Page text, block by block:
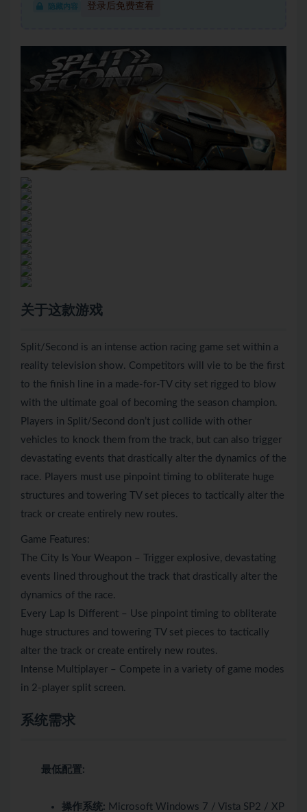
隐藏内容 登录后免费查看
关于这款游戏
Split/Second is an intense action racing game set within a
reality television show. Competitors will vie to be the first
to the finish line in a made-for-TV city set rigged to blow
with the ultimate goal of becoming the season champion.
Players in Split/Second don’t just collide with other
vehicles to knock them from the track, but can also trigger
devastating events that drastically alter the dynamics of the
race. Players must use pinpoint timing to obliterate huge
structures and towering TV set pieces to tactically alter the
track or create entirely new routes.
Game Features:
The City Is Your Weapon – Trigger explosive, devastating
events lined throughout the track that drastically alter the
dynamics of the race.
Every Lap Is Different – Use pinpoint timing to obliterate
huge structures and towering TV set pieces to tactically
alter the track or create entirely new routes.
Intense Multiplayer – Compete in a variety of game modes
in 2-player split screen.
系统需求
最低配置:
操作系统: Microsoft Windows 7 / Vista SP2 / XP